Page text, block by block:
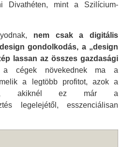
Divathéten, mint a Szilícium-
nem csak a digitális
gondolkodás, a „design
lassan az összes gazdasági
cégek növekednek ma a
a legtöbb profitot, azok a
akiknél ez már a
legelejétől, esszenciálisan